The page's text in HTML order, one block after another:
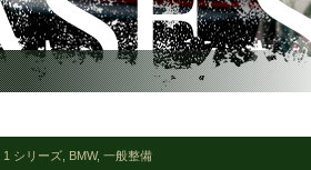
1 シリーズ BMW, 一般整備